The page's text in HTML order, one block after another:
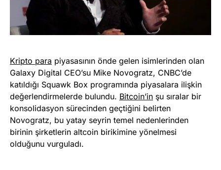
Kripto para piyasasının önde gelen isimlerinden olan
Galaxy Digital CEO’su Mike Novogratz, CNBC’de
katıldığı Squawk Box programında piyasalara ilişkin
değerlendirmelerde bulundu. Bitcoin’in şu sıralar bir
konsolidasyon sürecinden geçtiğini belirten
Novogratz, bu yatay seyrin temel nedenlerinden
birinin şirketlerin altcoin birikimine yönelmesi
olduğunu vurguladı.